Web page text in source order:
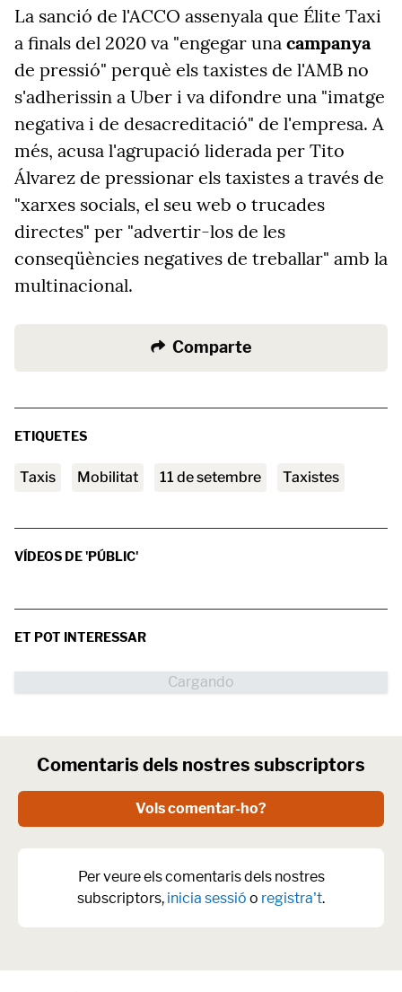
La sanció de l'ACCO assenyala que Élite Taxi
a finals del 2020 va "engegar una campanya
de pressió" perquè els taxistes de l'AMB no
s'adherissin a Uber i va difondre una "imatge
negativa i de desacreditació" de l'empresa. A
més, acusa l'agrupació liderada per Tito
Álvarez de pressionar els taxistes a través de
"xarxes socials, el seu web o trucades
directes" per "advertir-los de les
conseqüències negatives de treballar" amb la
multinacional.
Comparte
ETIQUETES
taxis mobilitat 11 de setembre Taxistes
VÍDEOS DE 'PÚBLIC'
ET POT INTERESSAR
Comentaris dels nostres subscriptors
Vols comentar-ho?
Per veure els comentaris dels nostres
subscriptors, inicia sessió o registra't.